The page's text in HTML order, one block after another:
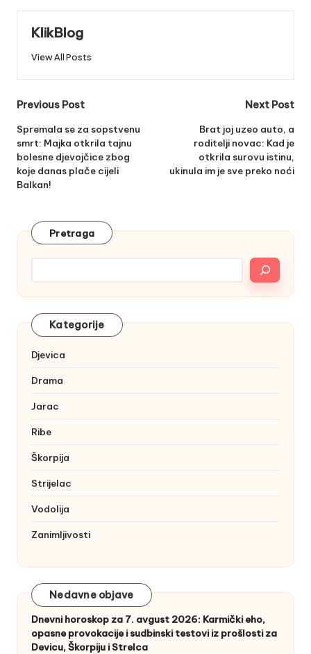
KlikBlog
View All Posts
Post
navigation
Previous Post
Spremala se za sopstvenu
smrt: Majka otkrila tajnu
bolesne djevojčice zbog
koje danas plače cijeli
Balkan!
Next Post
Brat joj uzeo auto, a
roditelji novac: Kad je
otkrila surovu istinu,
ukinula im je sve preko noći
Pretraga
Kategorije
Djevica
Drama
Jarac
Ribe
Škorpija
Strijelac
Vodolija
Zanimljivosti
Nedavne objave
Dnevni horoskop za 7. avgust 2026: Karmički eho,
opasne provokacije i sudbinski testovi iz prošlosti za
Devicu, Škorpiju i Strelca